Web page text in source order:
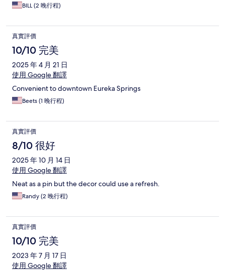
BILL (2 晚行程)
真實評價
10/10 完美
2025 年 4 月 21 日
使用 Google 翻譯
Convenient to downtown Eureka Springs
Beets (1 晚行程)
真實評價
8/10 很好
2025 年 10 月 14 日
使用 Google 翻譯
Neat as a pin but the decor could use a refresh.
Randy (2 晚行程)
真實評價
10/10 完美
2023 年 7 月 17 日
使用 Google 翻譯